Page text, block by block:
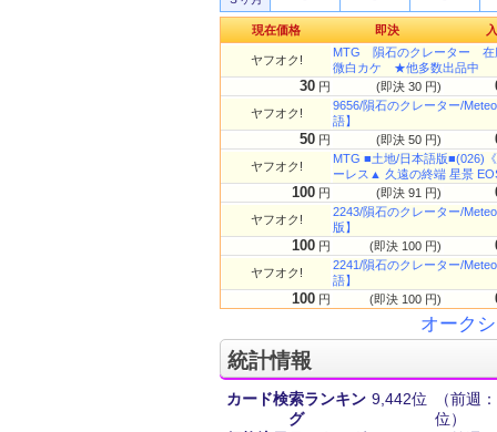
現在価格 即決
ヤフオク!
MTG 隕石のクレーター
微白カケ ★他多数出品中
30 円 (即決 30 円)
ヤフオク!
9656/隕石のクレーター/
語】
50 円 (即決 50 円)
ヤフオク!
MTG ■土地/日本語版■(026)
ーレス▲ 久遠の終端 星景
100 円 (即決 91 円)
ヤフオク!
2243/隕石のクレーター/
版】
100 円 (即決 100 円)
ヤフオク!
2241/隕石のクレーター/
語】
100 円 (即決 100 円)
オーク
統計情報
カード検索ランキン
グ
9,442位
（前週
位）